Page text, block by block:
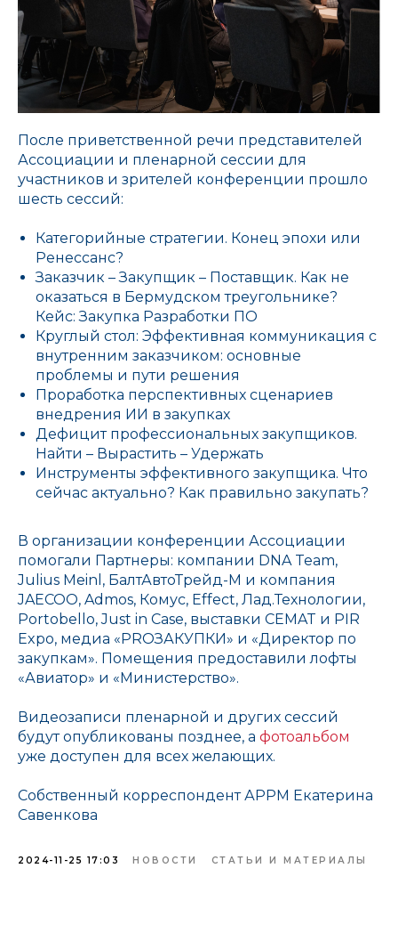
После приветственной речи представителей
Ассоциации и пленарной сессии для
участников и зрителей конференции прошло
шесть сессий:
Категорийные стратегии. Конец эпохи или
Ренессанс?
Заказчик – Закупщик – Поставщик. Как не
оказаться в Бермудском треугольнике?
Кейс: Закупка Разработки ПО
Круглый стол: Эффективная коммуникация с
внутренним заказчиком: основные
проблемы и пути решения
Проработка перспективных сценариев
внедрения ИИ в закупках
Дефицит профессиональных закупщиков.
Найти – Вырастить – Удержать
Инструменты эффективного закупщика. Что
сейчас актуально? Как правильно закупать?
В организации конференции Ассоциации
помогали Партнеры: компании DNA Team,
Julius Meinl, БалтАвтоТрейд-М и компания
JAECOO, Admos, Комус, Effect, Лад.Технологии,
Portobello, Just in Case, выставки CEMAT и PIR
Expo, медиа «PROЗАКУПКИ» и «Директор по
закупкам». Помещения предоставили лофты
«Авиатор» и «Министерство».
Видеозаписи пленарной и других сессий
будут опубликованы позднее, а фотоальбом
уже доступен для всех желающих.
Собственный корреспондент АРРМ Екатерина
Савенкова
2024-11-25 17:03 НОВОСТИ СТАТЬИ И МАТЕРИАЛЫ